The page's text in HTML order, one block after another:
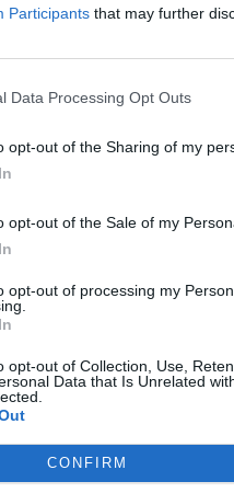
Participants that may further
Data Processing Opt Outs
opt-out of the Sharing of my
opt-out of the Sale of my
opt-out of processing my
opt-out of Collection, Use,
Data that Is Unrelated
CONFIRM
indul, de a nyári